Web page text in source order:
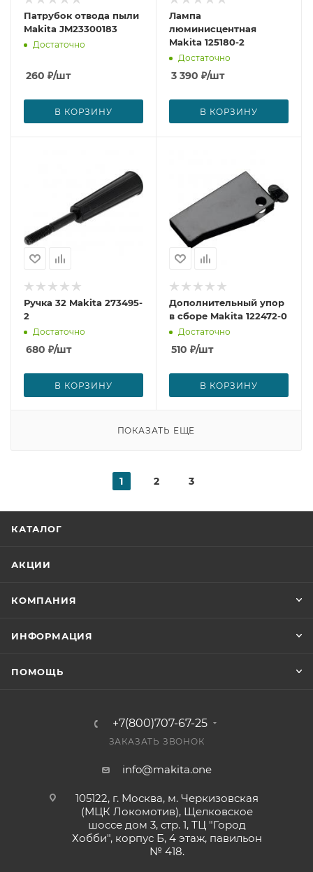
Патрубок отвода пыли
Makita JM23300183
Достаточно
260 ₽/шт
В КОРЗИНУ
Лампа
люминисцентная
Makita 125180-2
Достаточно
3 390 ₽/шт
В КОРЗИНУ
Ручка 32 Makita 273495-
2
Достаточно
680 ₽/шт
В КОРЗИНУ
Дополнительный упор
в сборе Makita 122472-0
Достаточно
510 ₽/шт
В КОРЗИНУ
ПОКАЗАТЬ ЕЩЕ
1 2 3
КАТАЛОГ
АКЦИИ
КОМПАНИЯ
ИНФОРМАЦИЯ
ПОМОЩЬ
+7(800)707-67-25
ЗАКАЗАТЬ ЗВОНОК
info@makita.one
105122, г. Москва, м. Черкизовская
(МЦК Локомотив), Щелковское
шоссе дом 3, стр. 1, ТЦ "Город
Хобби", корпус Б, 4 этаж, павильон
№ 418.